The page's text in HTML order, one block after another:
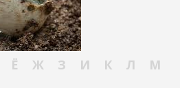
Ё Ж З И К Л
М